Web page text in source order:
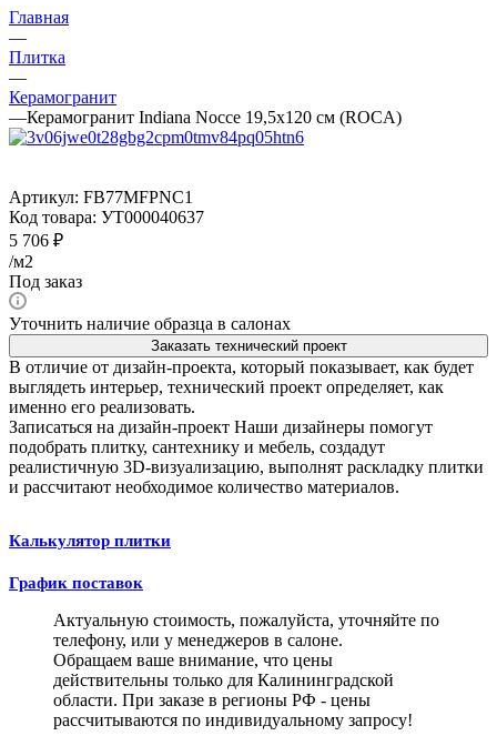
Главная
—
Плитка
—
Керамогранит
—Керамогранит Indiana Nocce 19,5x120 см (ROCA)
Артикул: FB77MFPNC1
Код товара: УТ000040637
5 706 ₽
/м2
Под заказ
Уточнить наличие образца в салонах
Заказать технический проект
В отличие от дизайн-проекта, который показывает, как будет
выглядеть интерьер, технический проект определяет, как
именно его реализовать.
Записаться на дизайн-проект Наши дизайнеры помогут
подобрать плитку, сантехнику и мебель, создадут
реалистичную 3D-визуализацию, выполнят раскладку плитки
и рассчитают необходимое количество материалов.
Калькулятор плитки
График поставок
Актуальную стоимость, пожалуйста, уточняйте по
телефону, или у менеджеров в салоне.
Обращаем ваше внимание, что цены
действительны только для Калининградской
области. При заказе в регионы РФ - цены
рассчитываются по индивидуальному запросу!